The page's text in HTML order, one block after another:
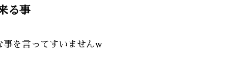
る事
事を言ってすいませんw